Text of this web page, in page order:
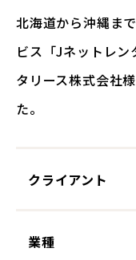
北海道から沖縄ま
ビス「Jネットレ
タリース株式会社
た。
クライアント
業種